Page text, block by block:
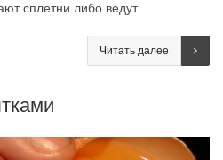
сплетни либо ведут
Читать далее